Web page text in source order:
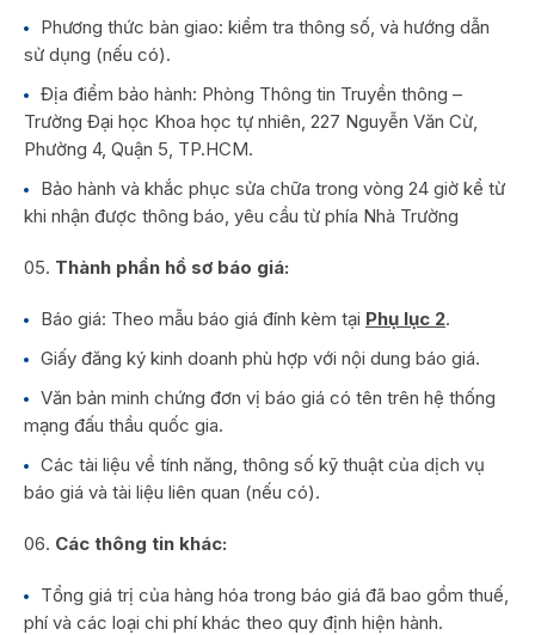
Phương thức bàn giao: kiểm tra thông số, và hướng dẫn
sử dụng (nếu có).
Địa điểm bảo hành: Phòng Thông tin Truyền thông –
Trường Đại học Khoa học tự nhiên, 227 Nguyễn Văn Cừ,
Phường 4, Quận 5, TP.HCM.
Bảo hành và khắc phục sửa chữa trong vòng 24 giờ kể từ
khi nhận được thông báo, yêu cầu từ phía Nhà Trường
Thành phần hồ sơ báo giá:
Báo giá: Theo mẫu báo giá đính kèm tại Phụ lục 2.
Giấy đăng ký kinh doanh phù hợp với nội dung báo giá.
Văn bản minh chứng đơn vị báo giá có tên trên hệ thống
mạng đấu thầu quốc gia.
Các tài liệu về tính năng, thông số kỹ thuật của dịch vụ
báo giá và tài liệu liên quan (nếu có).
Các thông tin khác:
Tổng giá trị của hàng hóa trong báo giá đã bao gồm thuế,
phí và các loại chi phí khác theo quy định hiện hành.